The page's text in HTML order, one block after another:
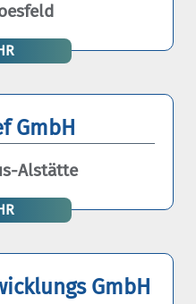
GmbH
Alstätte
GmbH